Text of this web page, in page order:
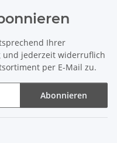
Ihrer
und jederzeit widerruflich
per E-Mail zu.
Abonnieren